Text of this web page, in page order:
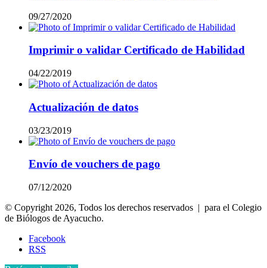
09/27/2020
Imprimir o validar Certificado de Habilidad
04/22/2019
Actualización de datos
03/23/2019
Envío de vouchers de pago
07/12/2020
© Copyright 2026, Todos los derechos reservados | para el Colegio
de Biólogos de Ayacucho.
Facebook
RSS